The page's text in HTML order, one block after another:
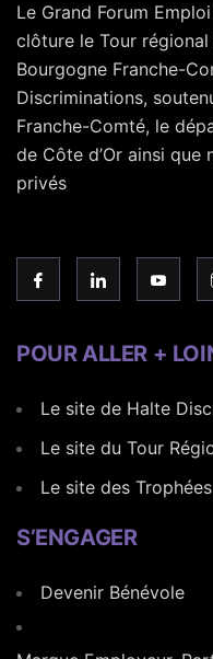
Le Grand Forum
clôture le Tour
Bourgogne Franche-
Discriminations,
Franche-Comté, le
de Côte d’Or ainsi
privés
POUR ALLER +
Le site de Halte
Le site du Tour
Le site des
S’ENGAGER
Devenir Bénévole